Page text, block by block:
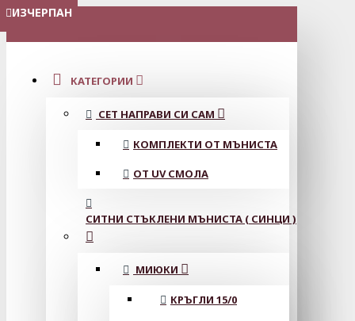
МЕНЮ
КАТЕГОРИИ
СЕТ НАПРАВИ СИ САМ
КОМПЛЕКТИ ОТ МЪНИСТА
ОТ UV СМОЛА
СИТНИ СТЪКЛЕНИ МЪНИСТА ( СИНЦИ )
МИЮКИ
КРЪГЛИ 15/0
ИЗЧЕРПАН